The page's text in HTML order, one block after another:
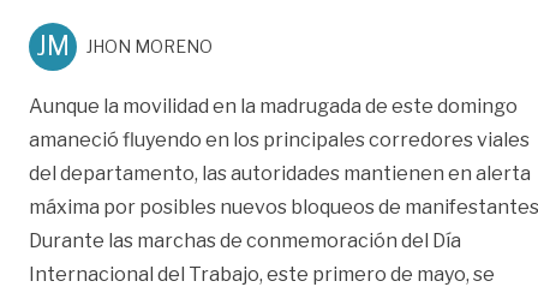
JM JHON MORENO
Aunque la movilidad en la madrugada de este domingo
amaneció fluyendo en los principales corredores viales
del departamento, las autoridades mantienen en alerta
máxima por posibles nuevos bloqueos de
Durante las marchas de conmemoración del Día
Internacional del Trabajo, este primero de mayo, se